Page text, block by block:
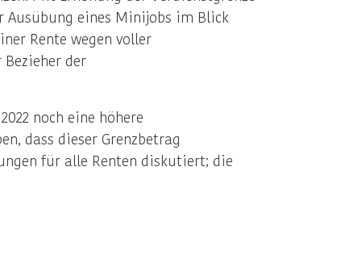
Ausübung eines Minijobs im Blick
Rente wegen voller
der
noch eine höhere
dass dieser Grenzbetrag
für alle Renten diskutiert; die